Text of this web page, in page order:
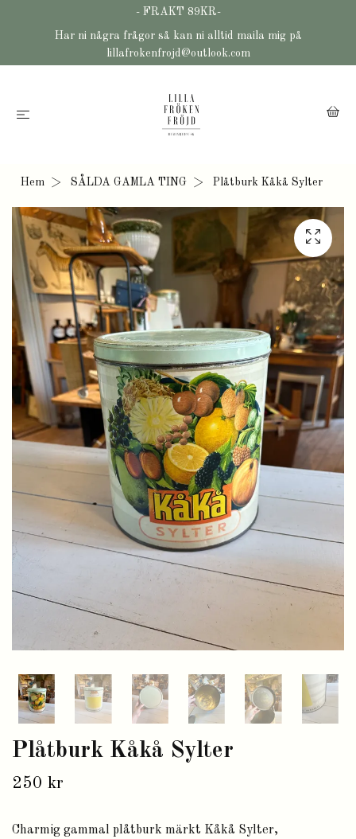
- FRAKT 89KR-
Har ni några frågor så kan ni alltid maila mig på
lillafrokenfrojd@outlook.com
Hem SÅLDA GAMLA TING Plåtburk Kåkå Sylter
Plåtburk Kåkå Sylter
250 kr
Charmig gammal plåtburk märkt Kåkå Sylter,